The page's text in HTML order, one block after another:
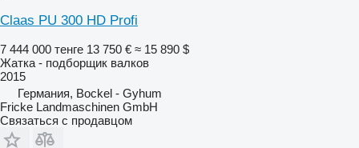
Claas PU 300 HD Profi
7 444 000 тенге 13 750 € ≈ 15 890 $
Жатка - подборщик валков
2015
Германия, Bockel - Gyhum
Fricke Landmaschinen GmbH
Связаться с продавцом